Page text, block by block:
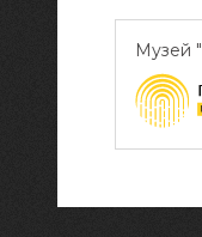
Музей